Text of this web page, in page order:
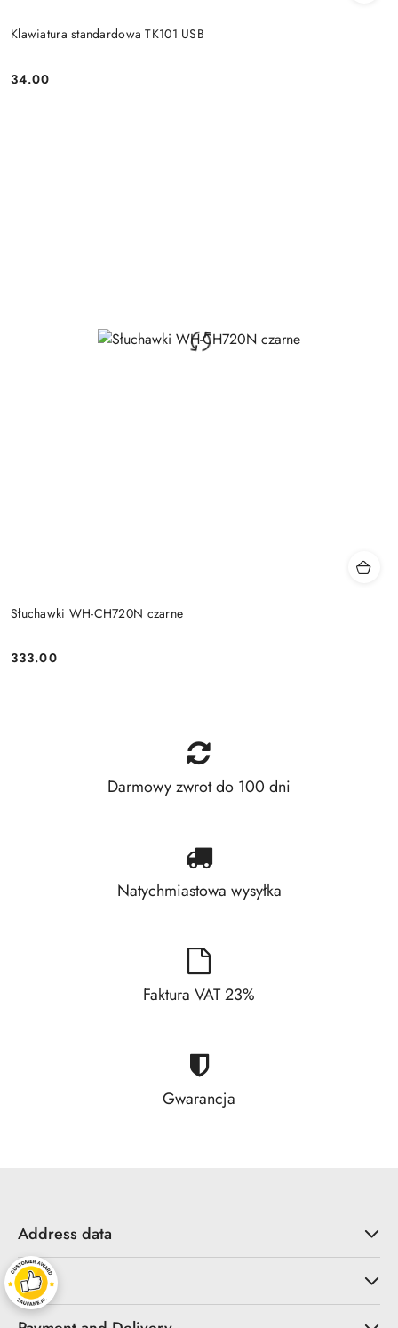
Klawiatura standardowa TK101 USB
Price:
34.00
Słuchawki WH-CH720N czarne
Price:
333.00
Darmowy zwrot do 100 dni
Natychmiastowa wysyłka
Faktura VAT 23%
Gwarancja
Address data
Shop